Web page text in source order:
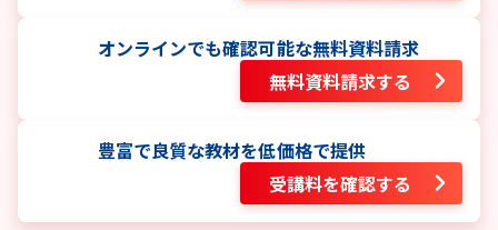
オンラインでも確認可能な無料資料請求
無料資料請求する
豊富で良質な教材を低価格で提供
受講料を確認する